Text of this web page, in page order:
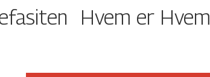
Hvem er Hvem